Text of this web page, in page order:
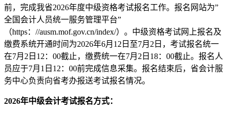
前，完成我省2026年度中级资格考试报名工作。报名网站为”
全国会计人员统一服务管理平台”
（https：//ausm.mof.gov.cn/index/）。中级资格考试网上报名及
缴费系统开通时间为2026年6月12日至7月2日，考试报名统一
在7月2日12：00截止，缴费统一在7月2日18：00截止。报名人
员应于7月1日12：00前完成信息采集。报名结束后，省会计服
务中心负责向省考办报送考试报名情况。
2026年中级会计考试报名方式：